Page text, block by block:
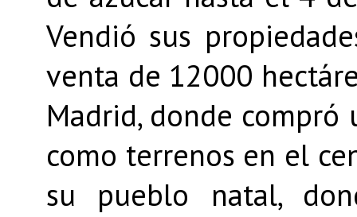
Vendió sus
venta de 12000
Madrid, donde compró
como terrenos en el
su pueblo natal,